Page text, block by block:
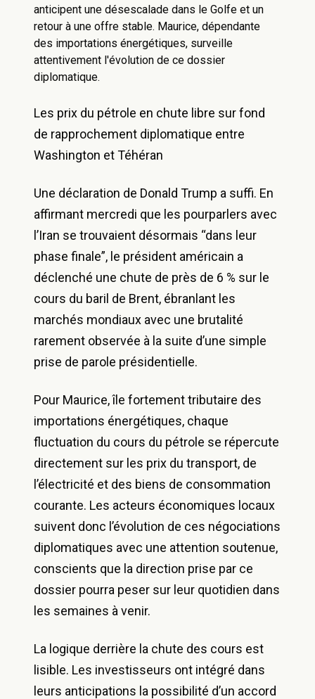
anticipent une désescalade dans le Golfe et un
retour à une offre stable. Maurice, dépendante
des importations énergétiques, surveille
attentivement l'évolution de ce dossier
diplomatique.
Les prix du pétrole en chute libre sur fond
de rapprochement diplomatique entre
Washington et Téhéran
Une déclaration de Donald Trump a suffi. En
affirmant mercredi que les pourparlers avec
l’Iran se trouvaient désormais “dans leur
phase finale”, le président américain a
déclenché une chute de près de 6 % sur le
cours du baril de Brent, ébranlant les
marchés mondiaux avec une brutalité
rarement observée à la suite d’une simple
prise de parole présidentielle.
Pour Maurice, île fortement tributaire des
importations énergétiques, chaque
fluctuation du cours du pétrole se répercute
directement sur les prix du transport, de
l’électricité et des biens de consommation
courante. Les acteurs économiques locaux
suivent donc l’évolution de ces négociations
diplomatiques avec une attention soutenue,
conscients que la direction prise par ce
dossier pourra peser sur leur quotidien dans
les semaines à venir.
La logique derrière la chute des cours est
lisible. Les investisseurs ont intégré dans
leurs anticipations la possibilité d’un accord